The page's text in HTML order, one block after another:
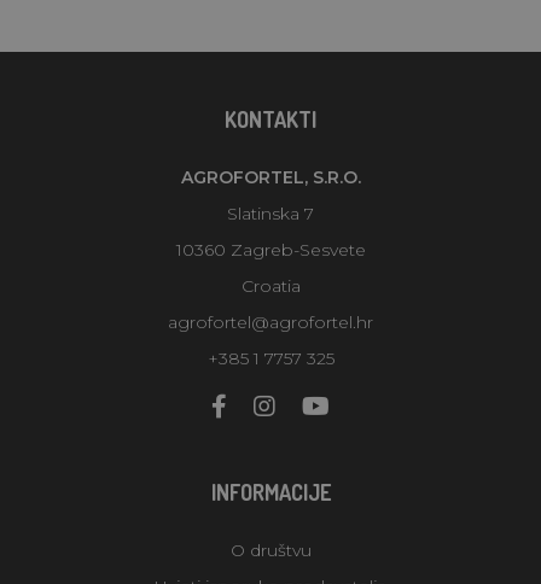
KONTAKTI
AGROFORTEL, S.R.O.
Slatinska 7
10360 Zagreb-Sesvete
Croatia
agrofortel@agrofortel.hr
+385 1 7757 325
INFORMACIJE
O društvu